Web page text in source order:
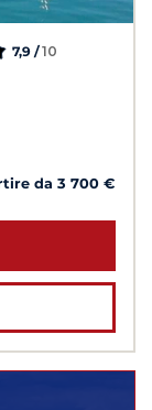
7,9 /10
da 3 700 €